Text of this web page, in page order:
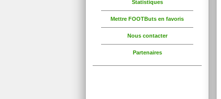
Statistiques
Mettre FOOTButs en favoris
Nous contacter
Partenaires